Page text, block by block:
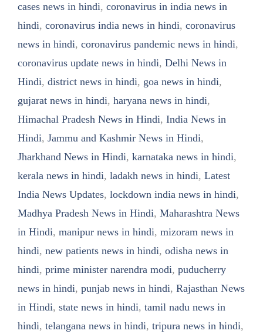
cases news in hindi, coronavirus in india news in
hindi, coronavirus india news in hindi, coronavirus
news in hindi, coronavirus pandemic news in hindi,
coronavirus update news in hindi, Delhi News in
Hindi, district news in hindi, goa news in hindi,
gujarat news in hindi, haryana news in hindi,
Himachal Pradesh News in Hindi, India News in
Hindi, Jammu and Kashmir News in Hindi,
Jharkhand News in Hindi, karnataka news in hindi,
kerala news in hindi, ladakh news in hindi, Latest
India News Updates, lockdown india news in hindi,
Madhya Pradesh News in Hindi, Maharashtra News
in Hindi, manipur news in hindi, mizoram news in
hindi, new patients news in hindi, odisha news in
hindi, prime minister narendra modi, puducherry
news in hindi, punjab news in hindi, Rajasthan News
in Hindi, state news in hindi, tamil nadu news in
hindi, telangana news in hindi, tripura news in hindi,